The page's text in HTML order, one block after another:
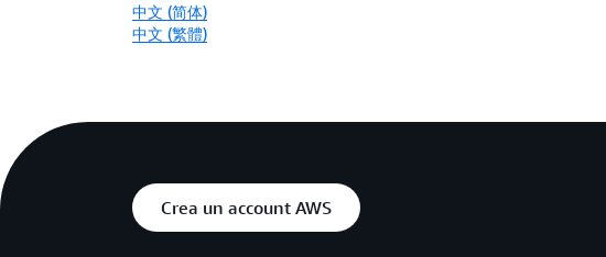
中文 (简体)
中文 (繁體)
Crea un account AWS